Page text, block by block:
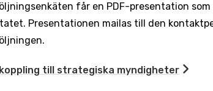
får en PDF-presentation
Presentationen mailas till den
till strategiska myndigheter